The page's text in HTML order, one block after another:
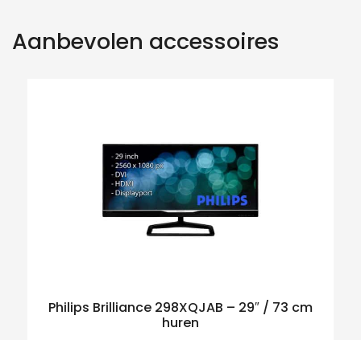
Aanbevolen accessoires
Philips Brilliance 298XQJAB – 29″ / 73 cm
huren